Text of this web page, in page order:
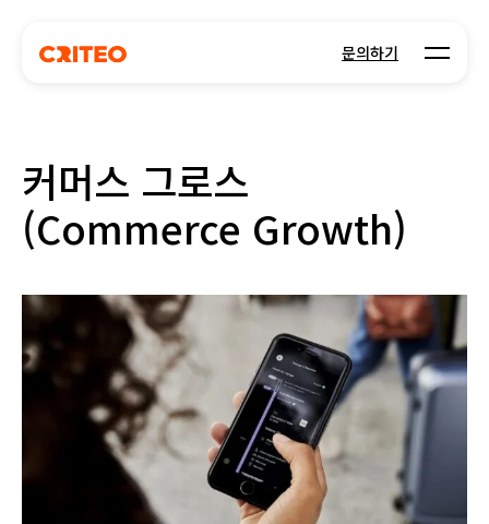
문의하기 Open
커머스 그로스
(Commerce Growth)